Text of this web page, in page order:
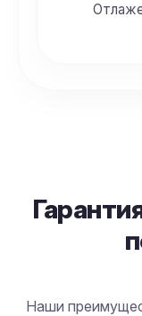
Наши